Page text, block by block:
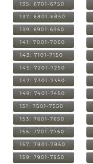
135: 6701-6750
137: 6801-6850
139: 6901-6950
141: 7001-7050
143: 7101-7150
145: 7201-7250
147: 7301-7350
149: 7401-7450
151: 7501-7550
153: 7601-7650
155: 7701-7750
157: 7801-7850
159: 7901-7950